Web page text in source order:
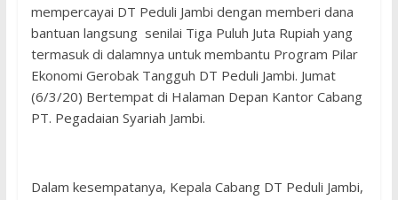
mempercayai DT Peduli Jambi dengan memberi dana
bantuan langsung senilai Tiga Puluh Juta Rupiah yang
termasuk di dalamnya untuk membantu Program Pilar
Ekonomi Gerobak Tangguh DT Peduli Jambi. Jumat
(6/3/20) Bertempat di Halaman Depan Kantor Cabang
PT. Pegadaian Syariah Jambi.
Dalam kesempatanya, Kepala Cabang DT Peduli Jambi,